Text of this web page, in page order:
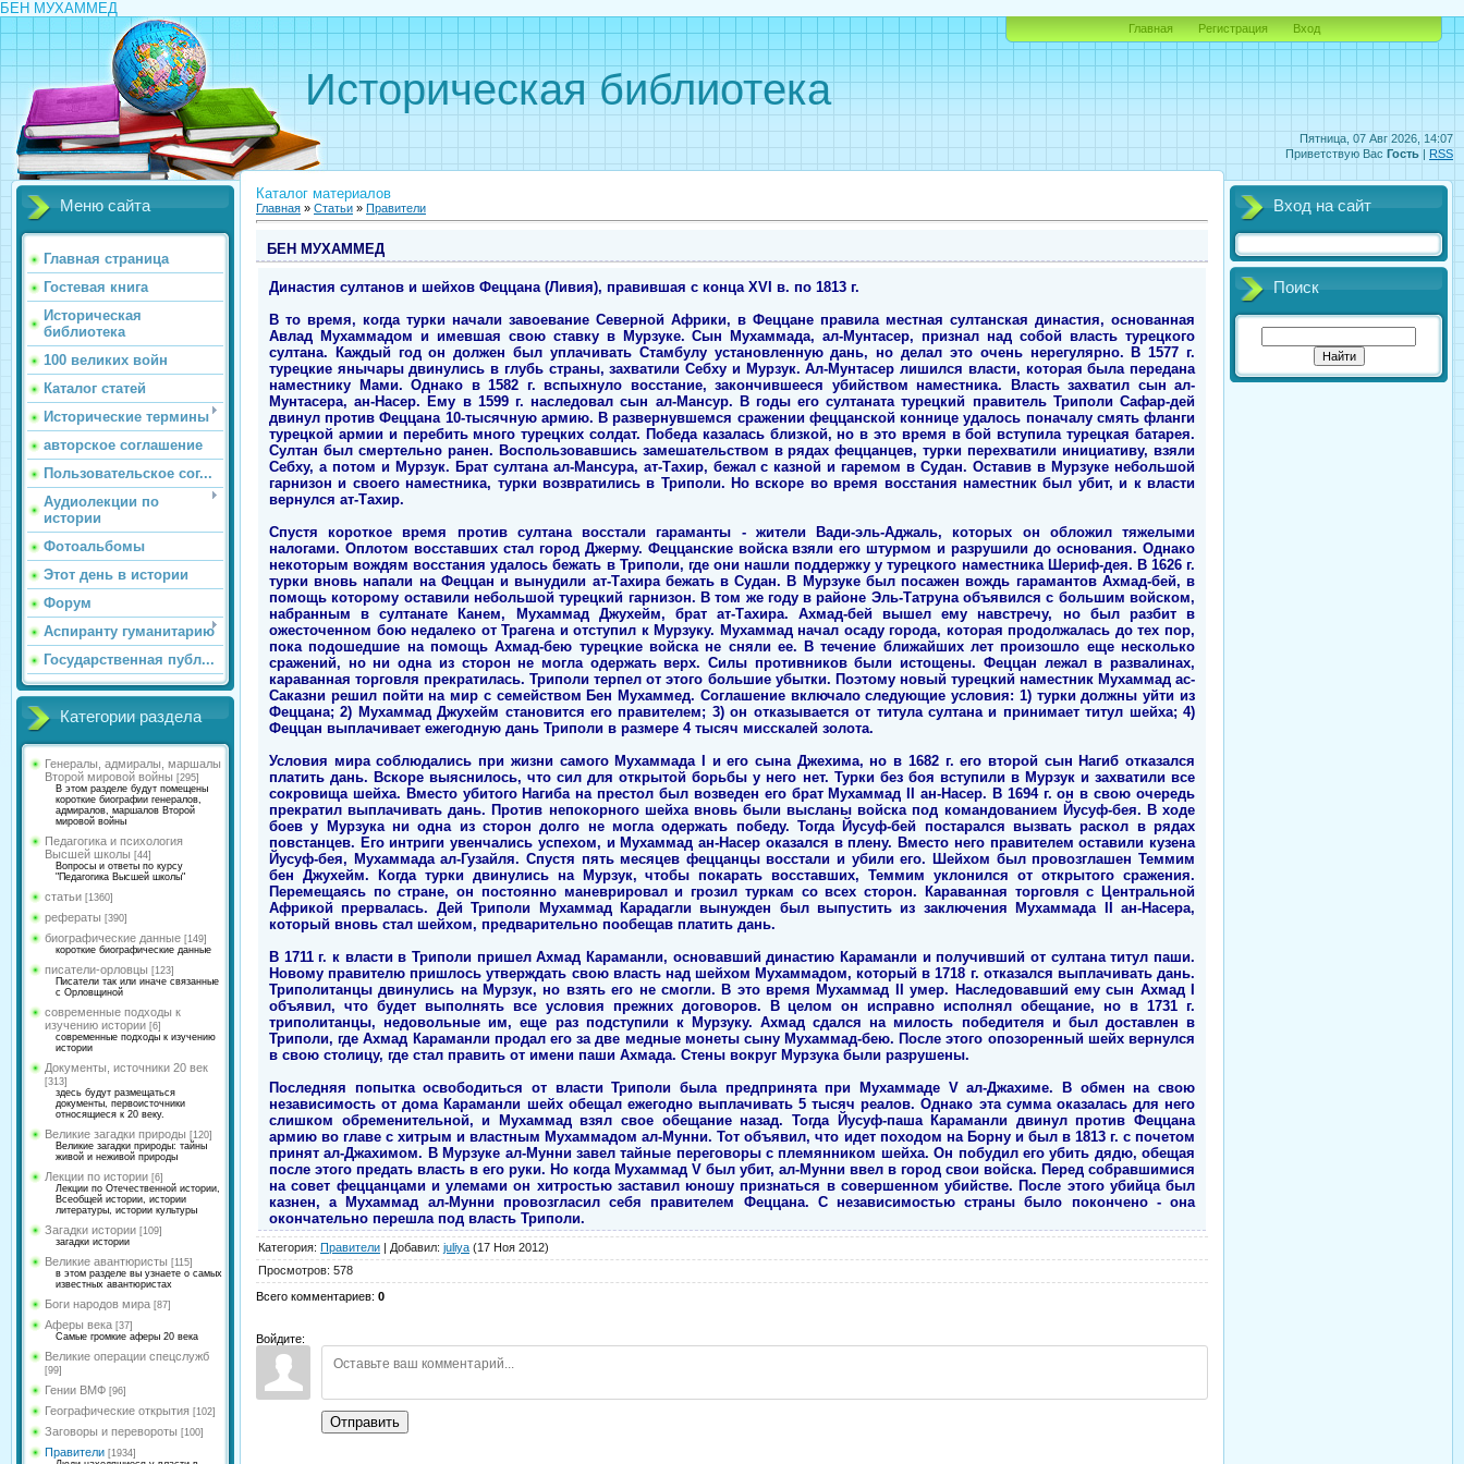
БЕН МУХАММЕД
Пятница, 07 Авг 2026, 14:07
Приветствую Вас Гость | RSS
Историческая библиотека
Главная Регистрация Вход
Меню сайта
Главная страница
Гостевая книга
Историческая
библиотека
100 великих войн
Каталог статей
Исторические термины
авторское соглашение
Пользовательское сог...
Аудиолекции по
истории
Фотоальбомы
Этот день в истории
Форум
Аспиранту гуманитарию
Государственная публ...
Категории раздела
Генералы, адмиралы, маршалы
Второй мировой войны [295]
В этом разделе будут помещены
короткие биографии генералов,
адмиралов, маршалов Второй
мировой войны
Педагогика и психология
Высшей школы [44]
Вопросы и ответы по курсу
"Педагогика Высшей школы"
статьи [1360]
рефераты [390]
биографические данные [149]
короткие биографические данные
писатели-орловцы [123]
Писатели так или иначе связанные
с Орловщиной
современные подходы к
изучению истории [6]
современные подходы к изучению
истории
Документы, источники 20 век
[313]
здесь будут размещаться
документы, первоисточники
относящиеся к 20 веку.
Великие загадки природы [120]
Великие загадки природы: тайны
живой и неживой природы
Лекции по истории [6]
Лекции по Отечественной истории,
Всеобщей истории, истории
литературы, истории культуры
Загадки истории [109]
загадки истории
Великие авантюристы [115]
в этом разделе вы узнаете о самых
известных авантюристах
Боги народов мира [87]
Аферы века [37]
Самые громкие аферы 20 века
Великие операции спецслужб
[99]
Гении ВМФ [96]
Географические открытия [102]
Заговоры и перевороты [100]
Правители [1934]
Каталог материалов
Главная » Статьи » Правители
БЕН МУХАММЕД
Династия султанов и шейхов Феццана (Ливия), правившая с конца XVI в. по 1813 г.
В то время, когда турки начали завоевание Северной Африки, в Феццане правила местная султанская династия, основанная
Авлад Мухаммадом и имевшая свою ставку в Мурзуке. Сын Мухаммада, ал-Мунтасер, признал над собой власть турецкого
султана. Каждый год он должен был уплачивать Стамбулу установленную дань, но делал это очень нерегулярно. В 1577 г.
турецкие янычары двинулись в глубь страны, захватили Себху и Мурзук. Ал-Мунтасер лишился власти, которая была передана
наместнику Мами. Однако в 1582 г. вспыхнуло восстание, закончившееся убийством наместника. Власть захватил сын ал-
Мунтасера, ан-Насер. Ему в 1599 г. наследовал сын ал-Мансур. В годы его султаната турецкий правитель Триполи Сафар-дей
двинул против Феццана 10-тысячную армию. В развернувшемся сражении феццанской коннице удалось поначалу смять фланги
турецкой армии и перебить много турецких солдат. Победа казалась близкой, но в это время в бой вступила турецкая батарея.
Султан был смертельно ранен. Воспользовавшись замешательством в рядах феццанцев, турки перехватили инициативу, взяли
Себху, а потом и Мурзук. Брат султана ал-Мансура, ат-Тахир, бежал с казной и гаремом в Судан. Оставив в Мурзуке небольшой
гарнизон и своего наместника, турки возвратились в Триполи. Но вскоре во время восстания наместник был убит, и к власти
вернулся ат-Тахир.
Спустя короткое время против султана восстали гараманты - жители Вади-эль-Аджаль, которых он обложил тяжелыми
налогами. Оплотом восставших стал город Джерму. Феццанские войска взяли его штурмом и разрушили до основания. Однако
некоторым вождям восстания удалось бежать в Триполи, где они нашли поддержку у турецкого наместника Шериф-дея. В 1626 г.
турки вновь напали на Феццан и вынудили ат-Тахира бежать в Судан. В Мурзуке был посажен вождь гарамантов Ахмад-бей, в
помощь которому оставили небольшой турецкий гарнизон. В том же году в районе Эль-Татруна объявился с большим войском,
набранным в султанате Канем, Мухаммад Джухейм, брат ат-Тахира. Ахмад-бей вышел ему навстречу, но был разбит в
ожесточенном бою недалеко от Трагена и отступил к Мурзуку. Мухаммад начал осаду города, которая продолжалась до тех пор,
пока подошедшие на помощь Ахмад-бею турецкие войска не сняли ее. В течение ближайших лет произошло еще несколько
сражений, но ни одна из сторон не могла одержать верх. Силы противников были истощены. Феццан лежал в развалинах,
караванная торговля прекратилась. Триполи терпел от этого большие убытки. Поэтому новый турецкий наместник Мухаммад ас-
Саказни решил пойти на мир с семейством Бен Мухаммед. Соглашение включало следующие условия: 1) турки должны уйти из
Феццана; 2) Мухаммад Джухейм становится его правителем; 3) он отказывается от титула султана и принимает титул шейха; 4)
Феццан выплачивает ежегодную дань Триполи в размере 4 тысяч мисскалей золота.
Условия мира соблюдались при жизни самого Мухаммада I и его сына Джехима, но в 1682 г. его второй сын Нагиб отказался
платить дань. Вскоре выяснилось, что сил для открытой борьбы у него нет. Турки без боя вступили в Мурзук и захватили все
сокровища шейха. Вместо убитого Нагиба на престол был возведен его брат Мухаммад II ан-Насер. В 1694 г. он в свою очередь
прекратил выплачивать дань. Против непокорного шейха вновь были высланы войска под командованием Йусуф-бея. В ходе
боев у Мурзука ни одна из сторон долго не могла одержать победу. Тогда Йусуф-бей постарался вызвать раскол в рядах
повстанцев. Его интриги увенчались успехом, и Мухаммад ан-Насер оказался в плену. Вместо него правителем оставили кузена
Йусуф-бея, Мухаммада ал-Гузайля. Спустя пять месяцев феццанцы восстали и убили его. Шейхом был провозглашен Теммим
бен Джухейм. Когда турки двинулись на Мурзук, чтобы покарать восставших, Теммим уклонился от открытого сражения.
Перемещаясь по стране, он постоянно маневрировал и грозил туркам со всех сторон. Караванная торговля с Центральной
Африкой прервалась. Дей Триполи Мухаммад Карадагли вынужден был выпустить из заключения Мухаммада II ан-Насера,
который вновь стал шейхом, предварительно пообещав платить дань.
В 1711 г. к власти в Триполи пришел Ахмад Караманли, основавший династию Караманли и получивший от султана титул паши.
Новому правителю пришлось утверждать свою власть над шейхом Мухаммадом, который в 1718 г. отказался выплачивать дань.
Триполитанцы двинулись на Мурзук, но взять его не смогли. В это время Мухаммад II умер. Наследовавший ему сын Ахмад I
объявил, что будет выполнять все условия прежних договоров. В целом он исправно исполнял обещание, но в 1731 г.
триполитанцы, недовольные им, еще раз подступили к Мурзуку. Ахмад сдался на милость победителя и был доставлен в
Триполи, где Ахмад Караманли продал его за две медные монеты сыну Мухаммад-бею. После этого опозоренный шейх вернулся
в свою столицу, где стал править от имени паши Ахмада. Стены вокруг Мурзука были разрушены.
Последняя попытка освободиться от власти Триполи была предпринята при Мухаммаде V ал-Джахиме. В обмен на свою
независимость от дома Караманли шейх обещал ежегодно выплачивать 5 тысяч реалов. Однако эта сумма оказалась для него
слишком обременительной, и Мухаммад взял свое обещание назад. Тогда Йусуф-паша Караманли двинул против Феццана
армию во главе с хитрым и властным Мухаммадом ал-Мунни. Тот объявил, что идет походом на Борну и был в 1813 г. с почетом
принят ал-Джахимом. В Мурзуке ал-Мунни завел тайные переговоры с племянником шейха. Он побудил его убить дядю, обещая
после этого предать власть в его руки. Но когда Мухаммад V был убит, ал-Мунни ввел в город свои войска. Перед собравшимися
на совет феццанцами и улемами он хитростью заставил юношу признаться в совершенном убийстве. После этого убийца был
казнен, а Мухаммад ал-Мунни провозгласил себя правителем Феццана. С независимостью страны было покончено - она
окончательно перешла под власть Триполи.
Категория: Правители | Добавил: juliya (17 Ноя 2012)
Просмотров: 578
Всего комментариев: 0
Войдите:
Отправить
Вход на сайт
Поиск